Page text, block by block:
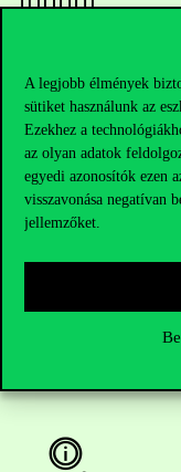
A legjobb élmények
sütiket használunk az
Ezekhez a
az olyan adatok
egyedi azonosítók ezen
visszavonása negatívan
jellemzőket.
Telefonszám:+36 1
Kérdésed van a
HUB jelenlegi